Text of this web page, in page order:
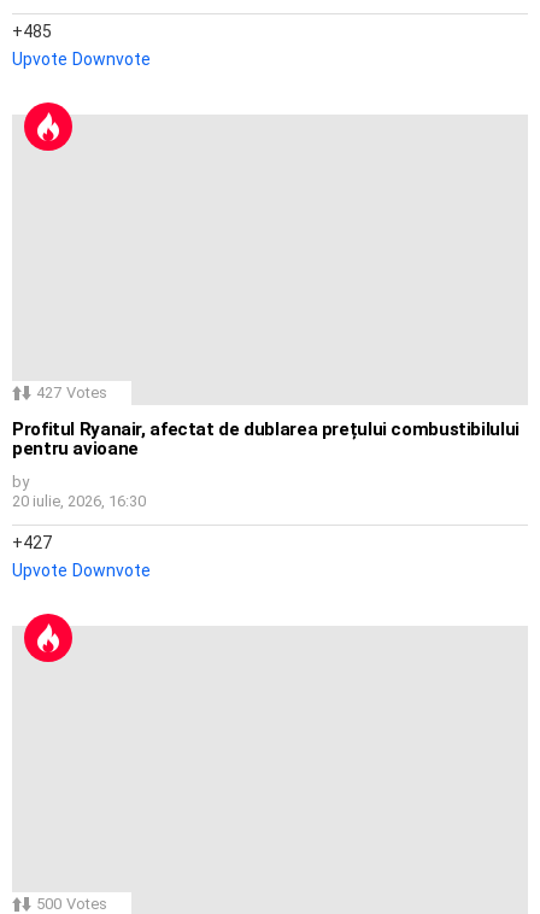
485
Upvote Downvote
427 Votes
Profitul Ryanair, afectat de dublarea prețului combustibilului
pentru avioane
by
20 iulie, 2026, 16:30
427
Upvote Downvote
500 Votes